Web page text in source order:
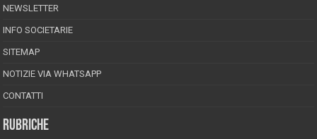
NEWSLETTER
INFO SOCIETARIE
SITEMAP
NOTIZIE VIA WHATSAPP
CONTATTI
RUBRICHE